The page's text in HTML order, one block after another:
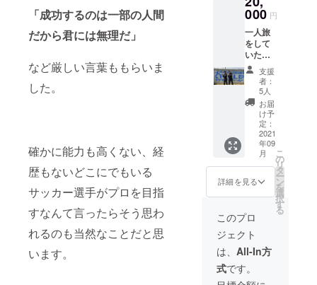
「成功するのは一部の人間
だから君には無理だ」
など厳しい言葉ももらいま
した。
確かに能力も高くない、経
歴もないどこにでもいる
サッカー選手がプロを目指
すなんて言ったらそう思わ
れるのも当然なことだと思
います。
メール
にて
LINEの
IDを送
らせて
いただ
きま
す。(備
考欄に
IDを記
載して
いただ
ければ
こちら
から追
加しま
定日は
変動す
る可能
性があ
ります
000 円
一人旅
をして
いた頃
の経験
を活か
して、
契約し
た国で
僕が住
む町を
案内し
ます。
渡航先
につい
ては決
まり次
第LINE
にて連
絡しま
す。 (備
考欄か
ら
LINEID
支援
者：
5人
お届
け予
定：
2021
年09
月
詳細を見る
こ
の
リ
タ
ー
ン
を
選
択
す
る
このプロ
ジェクト
は、 All-In方
式です。